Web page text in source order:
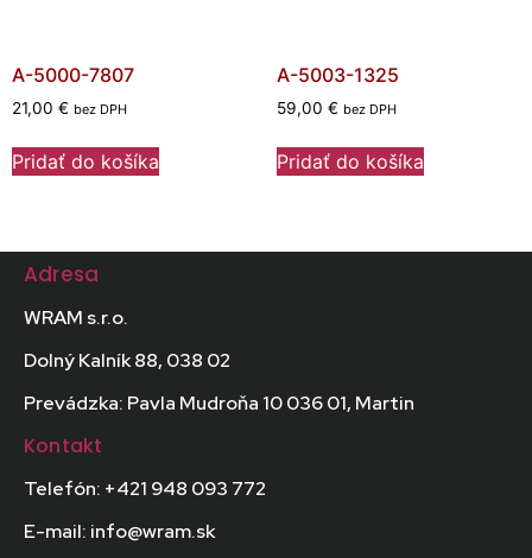
A-5000-7807
21,00 € bez DPH
Pridať do košíka
A-5003-1325
59,00 € bez DPH
Pridať do košíka
Adresa
WRAM s.r.o.
Dolný Kalník 88, 038 02
Prevádzka: Pavla Mudroňa 10 036 01, Martin
Kontakt
Telefón: +421 948 093 772
E-mail: info@wram.sk